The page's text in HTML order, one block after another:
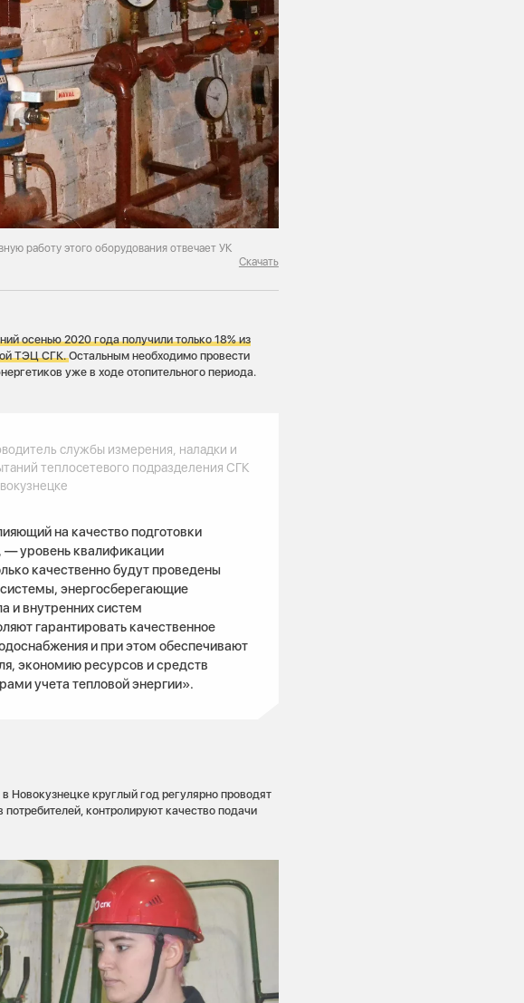
работу этого оборудования отвечает УК
Скачать
осенью 2020 года получили только 18% из
ТЭЦ СГК.Остальным необходимо провести
уже в ходе отопительного периода.
службы измерения, наладки и
теплосетевого подразделения СГК
на качество подготовки
— уровень квалификации
качественно будут проведены
энергосберегающие
и внутренних систем
гарантировать качественное
и при этом обеспечивают
экономию ресурсов и средств
учета тепловой энергии».
Новокузнецке круглый год регулярно проводят
контролируют качество подачи